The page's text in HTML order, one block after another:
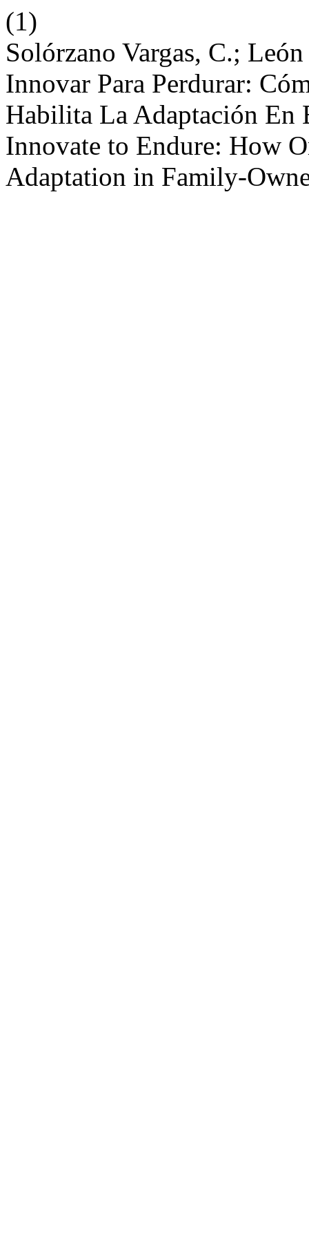
(1)
Solórzano Vargas, C.;
Innovar Para Perdurar:
Habilita La Adaptación En
Innovate to Endure: How
Adaptation in Family-